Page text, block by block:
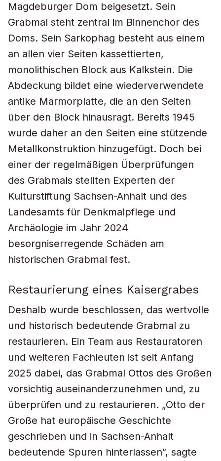
Magdeburger Dom beigesetzt. Sein
Grabmal steht zentral im Binnenchor des
Doms. Sein Sarkophag besteht aus einem
an allen vier Seiten kassettierten,
monolithischen Block aus Kalkstein. Die
Abdeckung bildet eine wiederverwendete
antike Marmorplatte, die an den Seiten
über den Block hinausragt. Bereits 1945
wurde daher an den Seiten eine stützende
Metallkonstruktion hinzugefügt. Doch bei
einer der regelmäßigen Überprüfungen
des Grabmals stellten Experten der
Kulturstiftung Sachsen-Anhalt und des
Landesamts für Denkmalpflege und
Archäologie im Jahr 2024
besorgniserregende Schäden am
historischen Grabmal fest.
Restaurierung eines Kaisergrabes
Deshalb wurde beschlossen, das wertvolle
und historisch bedeutende Grabmal zu
restaurieren. Ein Team aus Restauratoren
und weiteren Fachleuten ist seit Anfang
2025 dabei, das Grabmal Ottos des Großen
vorsichtig auseinanderzunehmen und, zu
überprüfen und zu restaurieren. „Otto der
Große hat europäische Geschichte
geschrieben und in Sachsen-Anhalt
bedeutende Spuren hinterlassen“, sagte